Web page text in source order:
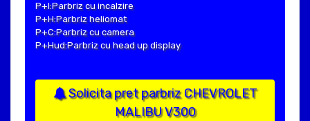
P+I:Parbriz cu incalzire
P+H:Parbriz heliomat
P+C:Parbriz cu camera
P+Hud:Parbriz cu head up display
Solicita pret parbriz CHEVROLET
MALIBU V300